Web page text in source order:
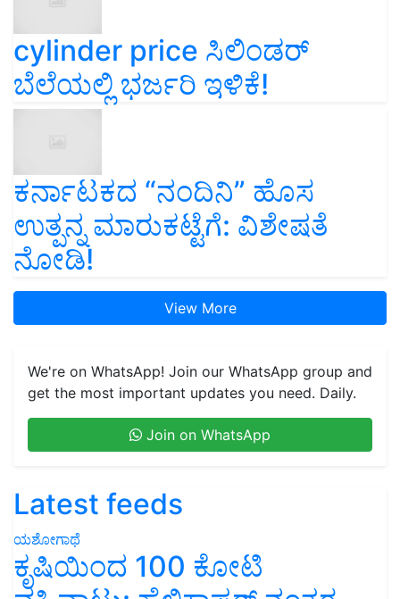
cylinder price ಸಿಲಿಂಡರ್‌
ಬೆಲೆಯಲ್ಲಿ ಭರ್ಜರಿ ಇಳಿಕೆ!
ಕರ್ನಾಟಕದ “ನಂದಿನಿ” ಹೊಸ
ಉತ್ಪನ್ನ ಮಾರುಕಟ್ಟೆಗೆ: ವಿಶೇಷತೆ
ನೋಡಿ!
View More
We're on WhatsApp! Join our WhatsApp group and
get the most important updates you need. Daily.
Join on WhatsApp
Latest feeds
ಯಶೋಗಾಥೆ
ಕೃಷಿಯಿಂದ 100 ಕೋಟಿ